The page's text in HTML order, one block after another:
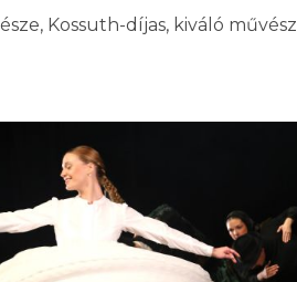
Kossuth-díjas, kiváló művész